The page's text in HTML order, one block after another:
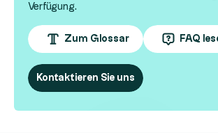
Verfügung.
Zum Glossar FAQ
Kontaktieren Sie uns